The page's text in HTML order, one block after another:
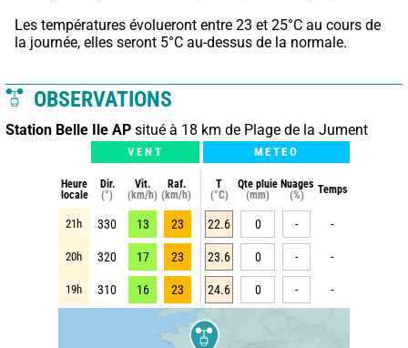
Les températures évolueront entre 23 et 25°C au cours de
la journée, elles seront 5°C au-dessus de la normale.
OBSERVATIONS
Station Belle Ile AP situé à 18 km de Plage de la Jument
VENT METEO
Heure
locale
Dir.
(°)
Vit.
(km/h)
Raf.
(km/h)
T
(°C)
Qte pluie
(mm)
Nuages
(%)
Temps
21h 330 13 23 22.6 0 - -
20h 320 17 23 23.6 0 - -
19h 310 16 23 24.6 0 - -